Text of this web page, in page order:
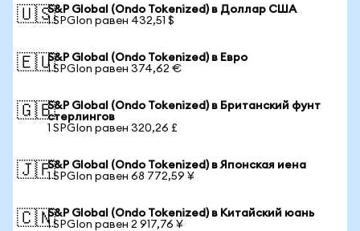
🇺🇸S&P Global (Ondo Tokenized) в Доллар США
1 SPGIon равен 432,51 $
🇪🇺S&P Global (Ondo Tokenized) в Евро
1 SPGIon равен 374,62 €
🇬🇧S&P Global (Ondo Tokenized) в Британский фунт
стерлингов
1 SPGIon равен 320,26 £
🇯🇵S&P Global (Ondo Tokenized) в Японская иена
1 SPGIon равен 68 772,59 ¥
🇨🇳S&P Global (Ondo Tokenized) в Китайский юань
1 SPGIon равен 2 917,76 ¥